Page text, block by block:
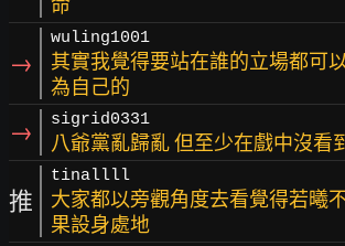
命
→
wuling1001
其實我覺得要站在誰的立場都可
為自己的
→ sigrid0331
八爺黨亂歸亂 但至少在戲中沒看
推
tinallll
大家都以旁觀角度去看覺得若曦
果設身處地